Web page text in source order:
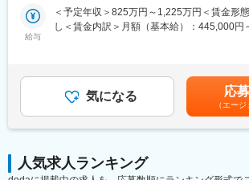
工メーカーが生産を担います。
て提案型営業活動に取り組み、「生産」以外
CAPABLEが担い、優れた日本製金型及び精
場に提供するビジネスモデルを展開。
・最大1000点にも及ぶ、材質、形状及び公
ーカー候補の抽出や、相見積、日程管理等の
AI活用した、ものづくりプラットフォーム「
＜具体的には＞
※ご本人様のスキルや志向に合わせ、業務領
・新機能の企画、調査、研究
・IoTを活用したロボットのデータ分析
給与
＜予定年収＞825万円～1,225万円＜賃金形
し＜賃金内訳＞月額（基本給）：445,000円
の金額であり、選考を通じて上下する可能性
額)は固定手当を含めた表記です。
気になる 応
（エー
人気求人ランキング